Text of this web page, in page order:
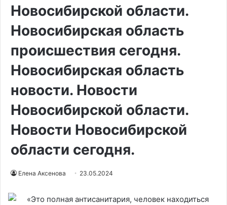
Новосибирской области.
Новосибирская область
происшествия сегодня.
Новосибирская область
новости. Новости
Новосибирской области.
Новости Новосибирской
области сегодня.
Елена Аксенова 23.05.2024